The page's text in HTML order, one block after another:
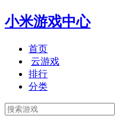
小米游戏中心
首页
云游戏
排行
分类